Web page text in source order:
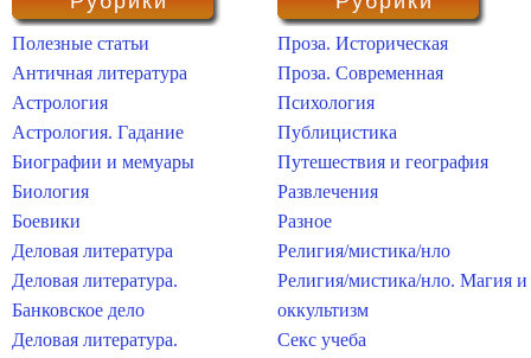
Полезные статьи
Античная литература
Астрология
Астрология. Гадание
Биографии и мемуары
Биология
Боевики
Деловая литература
Деловая литература.
Банковское дело
Деловая литература.
Проза. Историческая
Проза. Современная
Психология
Публицистика
Путешествия и география
Развлечения
Разное
Религия/мистика/нло
Религия/мистика/нло. Магия и
оккультизм
Секс учеба